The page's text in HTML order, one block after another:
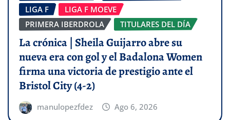
LIGA F
LIGA F MOEVE
PRIMERA IBERDROLA
TITULARES DEL DÍA
La crónica | Sheila Guijarro abre su
nueva era con gol y el Badalona Women
firma una victoria de prestigio ante el
Bristol City (4-2)
manulopezfdez Ago 6, 2026